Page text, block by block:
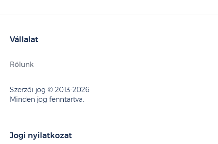
Vállalat
Rólunk
Szerzői jog © 2013-2026
Minden jog fenntartva.
Jogi nyilatkozat